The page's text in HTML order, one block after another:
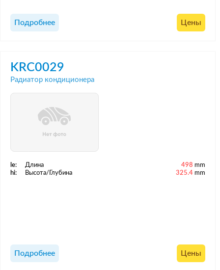
Подробнее Цены
KRC0029
Радиатор кондиционера
le: Длина 498 mm
hi:
Высота/Глубина 325.4 mm
Подробнее Цены